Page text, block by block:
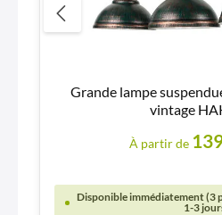
Grande lampe
vintage
À partir de
Disponible immédiatement (3
1-3